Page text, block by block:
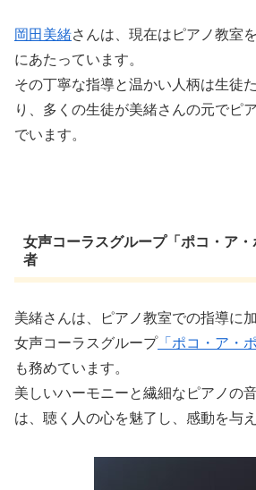
岡田美緒さんは、現在はピアノ教室
にあたっています。
その丁寧な指導と温かい人柄は生徒
り、多くの生徒が美緒さんの元でピ
でいます。
女声コーラスグループ「ポコ・ア
者
美緒さんは、ピアノ教室での指導に加
女声コーラスグループ「ポコ・ア・ポ
も務めています。
美しいハーモニーと繊細なピアノの
は、聴く人の心を魅了し、感動を与